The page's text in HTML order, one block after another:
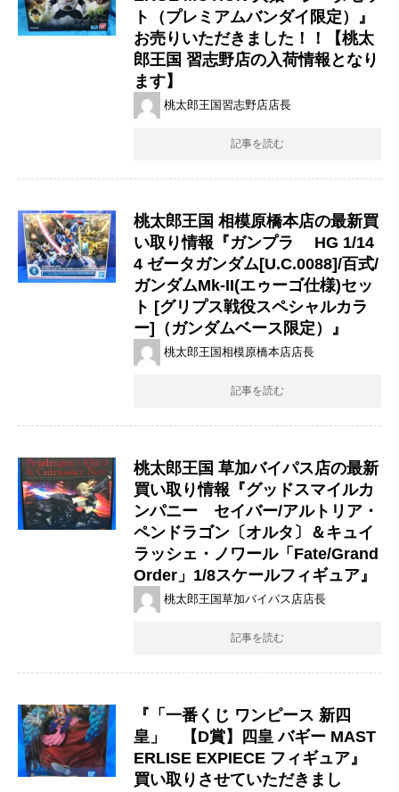
ト（プレミアムバンダイ限定）』
お売りいただきました！！【桃太
郎王国 習志野店の入荷情報となり
ます】
桃太郎王国習志野店店長
記事を読む
桃太郎王国 相模原橋本店の最新買
い取り情報『ガンプラ ​HG 1/14
4 ゼータガンダム[U.C.0088]/百式/
ガンダムMk-II(エゥーゴ仕様)セッ
ト [グリプス戦役スペシャルカラ
ー]（ガンダムベース限定）』
桃太郎王国相模原橋本店店長
記事を読む
桃太郎王国 草加バイパス店の最新
買い取り情報『グッドスマイルカ
ンパニー セイバー/アルトリア・
ペンドラゴン〔オルタ〕＆キュイ
ラッシェ・ノワール「Fate/Grand
Order」1/8スケールフィギュア』
桃太郎王国草加バイパス店店長
記事を読む
『「一番くじ ワンピース 新四
皇」 【D賞】四皇 バギー MAST
ERLISE EXPIECE フィギュア』
買い取りさせていただきまし